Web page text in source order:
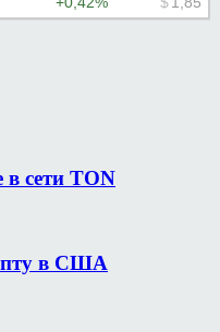
в сети TON
в США